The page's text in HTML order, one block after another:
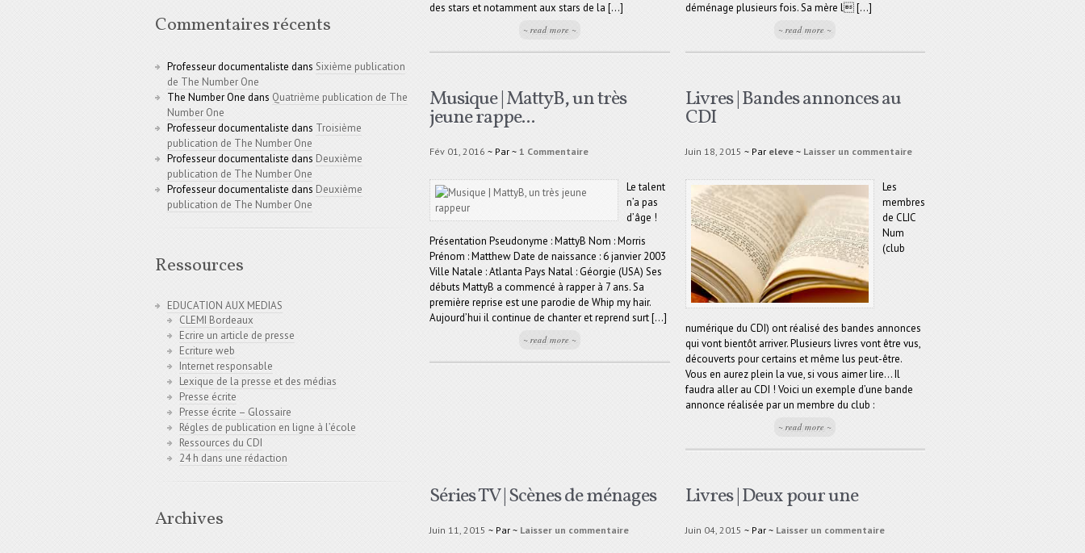
des stars et notamment aux stars de la [...]
~ read more ~
déménage plusieurs fois. Sa mère l [...]
~ read more ~
Musique | MattyB, un très
jeune rappe...
Fév 01, 2016 ~ Par ~ 1 Commentaire
Le talent
n’a pas
d’âge !
Présentation Pseudonyme : MattyB Nom : Morris
Prénom : Matthew Date de naissance : 6 janvier 2003
Ville Natale : Atlanta Pays Natal : Géorgie (USA) Ses
débuts MattyB a commencé à rapper à 7 ans. Sa
première reprise est une parodie de Whip my hair.
Aujourd’hui il continue de chanter et reprend surt [...]
~ read more ~
Livres | Bandes annonces au
CDI
Juin 18, 2015 ~ Par eleve ~ Laisser un commentaire
Les
membres
de CLIC
Num
(club
numérique du CDI) ont réalisé des bandes annonces
qui vont bientôt arriver. Plusieurs livres vont être vus,
découverts pour certains et même lus peut-être.
Vous en aurez plein la vue, si vous aimer lire… Il
faudra aller au CDI ! Voici un exemple d’une bande
annonce réalisée par un membre du club :
~ read more ~
Séries TV | Scènes de ménages
Juin 11, 2015 ~ Par ~ Laisser un commentaire
Livres | Deux pour une
Juin 04, 2015 ~ Par ~ Laisser un commentaire
Commentaires récents
Professeur documentaliste dans Sixième publication
de The Number One
The Number One dans Quatrième publication de The
Number One
Professeur documentaliste dans Troisième
publication de The Number One
Professeur documentaliste dans Deuxième
publication de The Number One
Professeur documentaliste dans Deuxième
publication de The Number One
Ressources
EDUCATION AUX MEDIAS
CLEMI Bordeaux
Ecrire un article de presse
Ecriture web
Internet responsable
Lexique de la presse et des médias
Presse écrite
Presse écrite – Glossaire
Régles de publication en ligne à l’école
Ressources du CDI
24 h dans une rédaction
Archives